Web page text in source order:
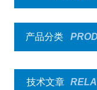
产品分类
技术文章